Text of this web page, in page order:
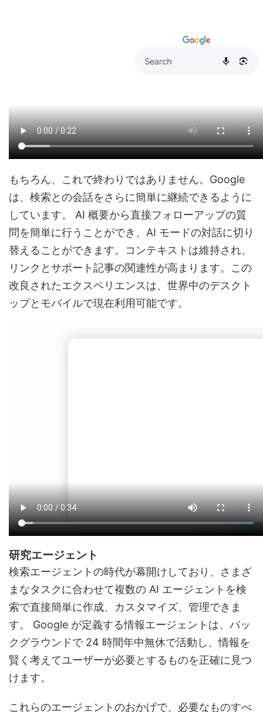
もちろん、これで終わりではありません。Google
は、検索との会話をさらに簡単に継続できるように
しています。 AI 概要から直接フォローアップの質
問を簡単に行うことができ、AI モードの対話に切り
替えることができます。コンテキストは維持され、
リンクとサポート記事の関連性が高まります。この
改良されたエクスペリエンスは、世界中のデスクト
ップとモバイルで現在利用可能です。
研究エージェント
検索エージェントの時代が幕開けしており、さまざ
まなタスクに合わせて複数の AI エージェントを検
索で直接簡単に作成、カスタマイズ、管理できま
す。 Google が定義する情報エージェントは、バッ
クグラウンドで 24 時間年中無休で活動し、情報を
賢く考えてユーザーが必要とするものを正確に見つ
けます。
これらのエージェントのおかげで、必要なものすべ